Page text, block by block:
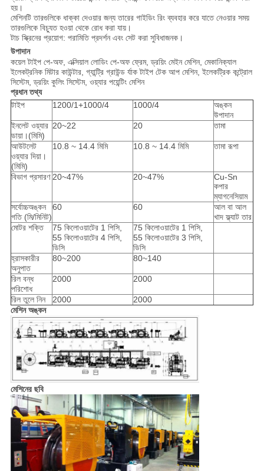
হয়।
মেশিনটি তারগুলিকে ধাক্কা দেওয়ার জন্য তারের গাইডিং রিং ব্যবহার করে যাতে নেওয়ার সময়
তারগুলিকে বিচ্যুত হওয়া থেকে রোধ করা যায়।
টাচ স্ক্রিনের প্রয়োগ: পরামিতি প্রদর্শন এবং সেট করা সুবিধাজনক।
উপাদান
কয়েল টাইপ পে-অফ, এক্সিয়াল লোডিং পে-অফ ফ্রেম, ড্রয়িং মেইন মেশিন, মেকানিক্যাল
ইলেকট্রনিক মিটার কাউন্টার, গ্যান্ট্রি গ্রাউন্ড র্যাক টাইপ টেক আপ মেশিন, ইলেকট্রিক কন্ট্রোল
সিস্টেম, ড্রয়িং কুলিং সিস্টেম, ওয়্যার পয়েন্টিং মেশিন
প্রধান তথ্য
টাইপ
1200/1+1000/4 1000/4
অঙ্কন
উপাদান
ইনলেট ওয়্যার
ডায়া।(মিমি)
20~22 20 তামা
আউটলেট
ওয়্যার দিয়া।
(মিমি)
10.8 ~ 14.4 মিমি 10.8 ~ 14.4 মিমি তামা রূপা
বিভাগ প্রসারণ 20~47% 20~47%
Cu-Sn
কপার
ম্যাগনেসিয়াম
সর্বোচ্চঅঙ্কন
গতি (মি/মিনিট)
60 60
আল বা আল
খাদ ফ্ল্যাট তার
মোটর শক্তি
75 কিলোওয়াটের 1 পিসি,
55 কিলোওয়াটের 4 পিসি,
ডিসি
75 কিলোওয়াটের 1 পিসি,
55 কিলোওয়াটের 3 পিসি,
ডিসি
হ্রাসকারীর
অনুপাত
80~200 80~140
রিল বন্ধ
পরিশোধ
2000 2000
রিল তুলে নিন 2000
2000
মেশিন অঙ্কন
মেশিনের ছবি